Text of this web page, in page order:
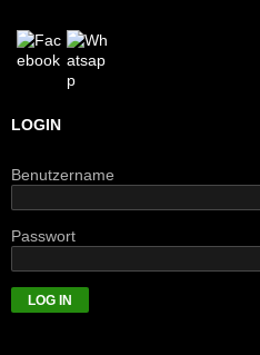
LOGIN
Benutzername
Passwort